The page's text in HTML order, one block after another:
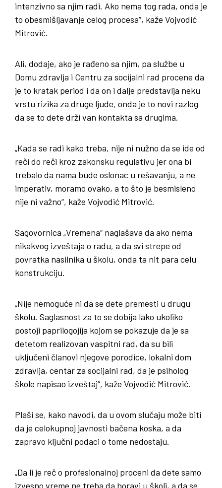
intenzivno sa njim radi. Ako nema tog rada, onda je
to obesmišljavanje celog procesa“, kaže Vojvodić
Mitrović.
Ali, dodaje, ako je rađeno sa njim, pa službe u
Domu zdravlja i Centru za socijalni rad procene da
je to kratak period i da on i dalje predstavlja neku
vrstu rizika za druge ljude, onda je to novi razlog
da se to dete drži van kontakta sa drugima.
„Kada se radi kako treba, nije ni nužno da se ide od
reči do reči kroz zakonsku regulativu jer ona bi
trebalo da nama bude oslonac u rešavanju, a ne
imperativ, moramo ovako, a to što je besmisleno
nije ni važno“, kaže Vojvodić Mitrović.
Sagovornica „Vremena“ naglašava da ako nema
nikakvog izveštaja o radu, a da svi strepe od
povratka nasilnika u školu, onda ta nit para celu
konstrukciju.
„Nije nemoguće ni da se dete premesti u drugu
školu. Saglasnost za to se dobija lako ukoliko
postoji paprilogojija kojom se pokazuje da je sa
detetom realizovan vaspitni rad, da su bili
uključeni članovi njegove porodice, lokalni dom
zdravlja, centar za socijalni rad, da je psiholog
škole napisao izveštaj“, kaže Vojvodić Mitrović.
Plaši se, kako navodi, da u ovom slučaju može biti
da je celokupnoj javnosti bačena koska, a da
zapravo ključni podaci o tome nedostaju.
„Da li je reč o profesionalnoj proceni da dete samo
izvesno vreme ne treba da boravi u školi, a da se